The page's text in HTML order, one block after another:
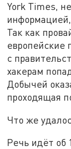
York Times,
Так как
европейские
с
хакерам
Добычей
проходящая
Что же
Речь идёт об